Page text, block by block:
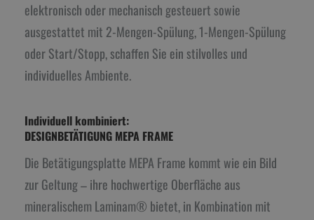
elektronisch oder mechanisch gesteuert sowie
ausgestattet mit 2-Mengen-Spülung, 1-Mengen-Spülung
oder Start/Stopp, schaffen Sie ein stilvolles und
individuelles Ambiente.
Individuell kombiniert:
DESIGNBETÄTIGUNG MEPA FRAME
Die Betätigungsplatte MEPA Frame kommt wie ein Bild
zur Geltung – ihre hochwertige Oberfläche aus
mineralischem Laminam® bietet, in Kombination mit